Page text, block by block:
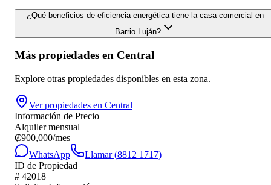
¿Qué beneficios de eficiencia energética tiene la casa comercial en
Barrio Luján?
Más propiedades en Central
Explore otras propiedades disponibles en esta zona.
Ver propiedades en Central
Información de Precio
Alquiler mensual
₡900,000/mes
WhatsApp
Llamar (8812 1717)
ID de Propiedad
# 42018